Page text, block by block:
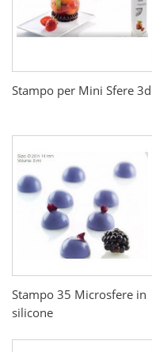
Stampo per Mini Sfere 3d
Stampo 35 Microsfere in
silicone